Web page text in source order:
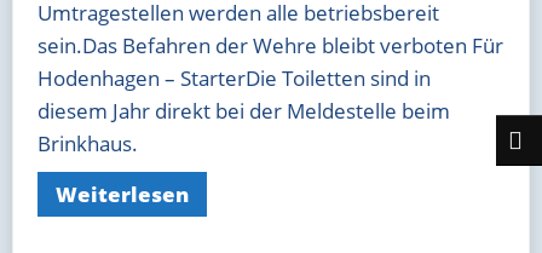
Umtragestellen werden alle betriebsbereit
sein.Das Befahren der Wehre bleibt verboten Für
Hodenhagen – StarterDie Toiletten sind in
diesem Jahr direkt bei der Meldestelle beim
Brinkhaus.
Weiterlesen